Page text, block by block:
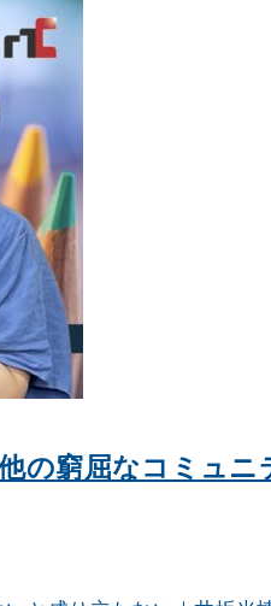
の窮屈なコミュニ